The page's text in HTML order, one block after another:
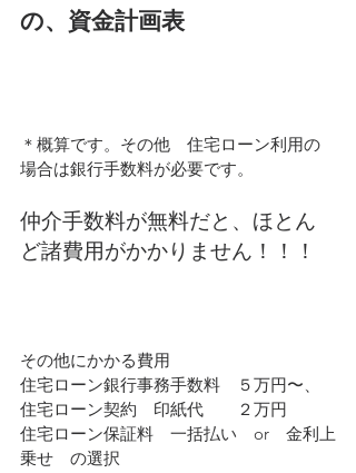
の、資金計画表
＊概算です。その他　住宅ローン利用の
場合は銀行手数料が必要です。
仲介手数料が無料だと、ほとん
ど諸費用がかかりません！！！
その他にかかる費用
住宅ローン銀行事務手数料　５万円〜、
住宅ローン契約　印紙代　　２万円
住宅ローン保証料　一括払い　or　金利上
乗せ　の選択